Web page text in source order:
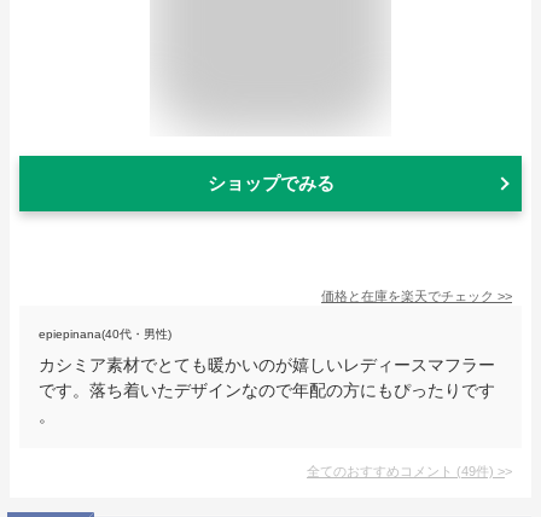
ショップでみる
価格と在庫を楽天でチェック >>
epiepinana(40代・男性)
カシミア素材でとても暖かいのが嬉しいレディースマフラー
です。落ち着いたデザインなので年配の方にもぴったりです
。
全てのおすすめコメント (49件) >